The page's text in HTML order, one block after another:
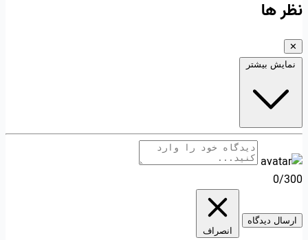
نظر ها
✕
نمایش بیشتر
0/300
ارسال دیدگاه
انصراف